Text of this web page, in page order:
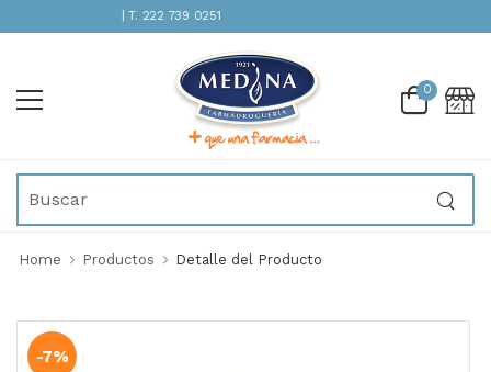
INMEDIATA | T. 222 739 0251
0
Home Productos Detalle del Producto
-7%